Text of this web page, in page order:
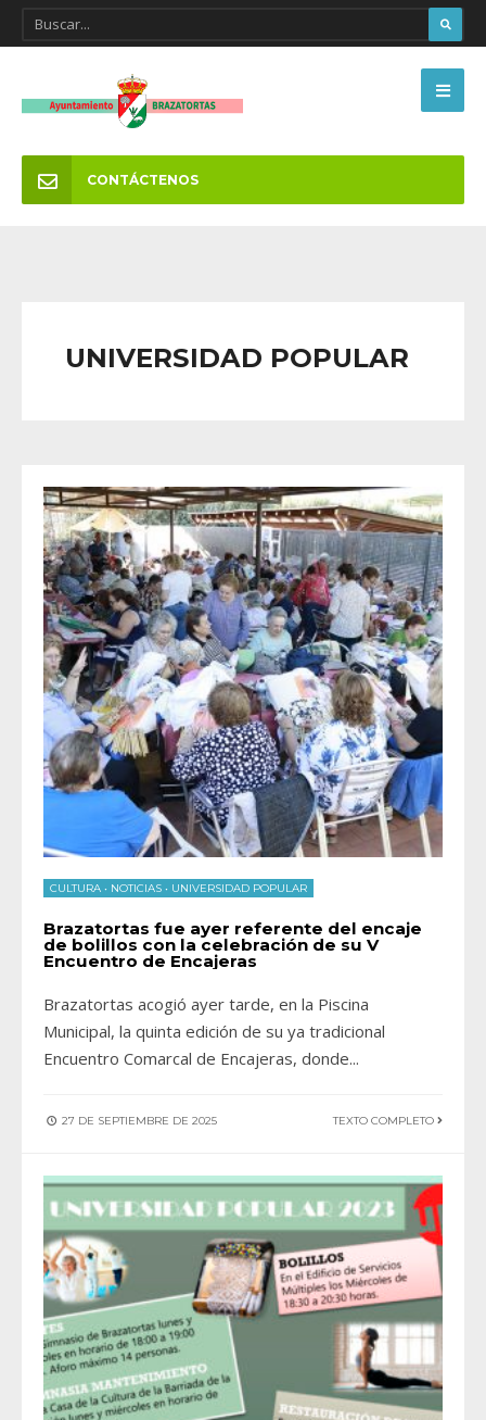
CONTÁCTENOS
UNIVERSIDAD POPULAR
CULTURA • NOTICIAS • UNIVERSIDAD POPULAR
Brazatortas fue ayer referente del encaje
de bolillos con la celebración de su V
Encuentro de Encajeras
Brazatortas acogió ayer tarde, en la Piscina
Municipal, la quinta edición de su ya tradicional
Encuentro Comarcal de Encajeras, donde...
27 DE SEPTIEMBRE DE 2025 TEXTO COMPLETO